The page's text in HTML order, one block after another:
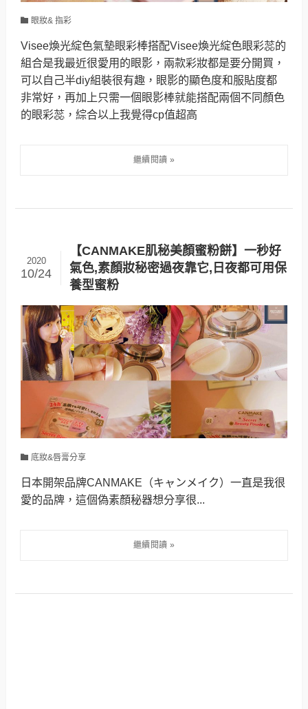
眼妝& 指彩
Visee煥光綻色氣墊眼彩棒搭配Visee煥光綻色眼彩蕊的
組合是我最近很愛用的眼影，兩款彩妝都是要分開買，
可以自己半diy組裝很有趣，眼影的顯色度和服貼度都
非常好，再加上只需一個眼影棒就能搭配兩個不同顏色
的眼彩蕊，綜合以上我覺得cp值超高
【CANMAKE肌秘美顏蜜粉餅】一秒好
氣色,素顏妝秘密過夜靠它,日夜都可用保
養型蜜粉
2020
10/24
底妝&唇膏分享
日本開架品牌CANMAKE（キャンメイク）一直是我很
愛的品牌，這個偽素顏秘器想分享很...